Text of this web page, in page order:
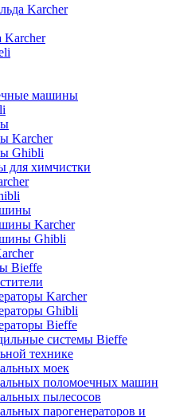
Karcher
Karcher
машины
Karcher
Ghibli
для химчистки
Karcher
Ghibli
Bieffe
Karcher
Ghibli
Bieffe
системы Bieffe
технике
моек
поломоечных машин
пылесосов
парогенераторов и